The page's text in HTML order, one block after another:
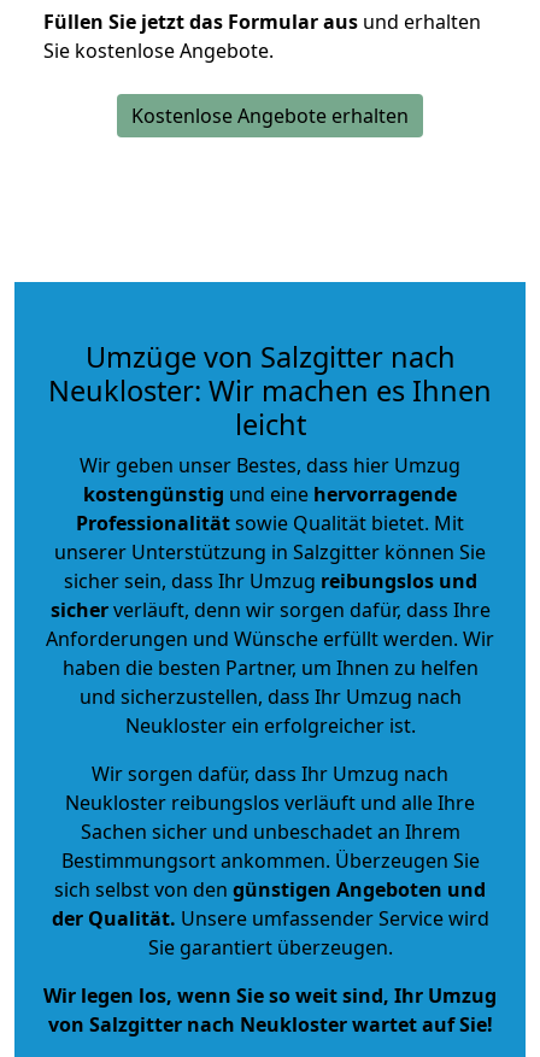
Füllen Sie jetzt das Formular aus und erhalten
Sie kostenlose Angebote.
Kostenlose Angebote erhalten
Umzüge von Salzgitter nach
Neukloster: Wir machen es Ihnen
leicht
Wir geben unser Bestes, dass hier Umzug
kostengünstig und eine hervorragende
Professionalitätsowie Qualität bietet. Mit
unserer Unterstützung in Salzgitter können Sie
sicher sein, dass Ihr Umzug reibungslos und
sicherverläuft, denn wir sorgen dafür, dass Ihre
Anforderungen und Wünsche erfüllt werden. Wir
haben die besten Partner, um Ihnen zu helfen
und sicherzustellen, dass Ihr Umzug nach
Neukloster ein erfolgreicher ist.
Wir sorgen dafür, dass Ihr Umzug nach
Neukloster reibungslos verläuft und alle Ihre
Sachen sicher und unbeschadet an Ihrem
Bestimmungsort ankommen. Überzeugen Sie
sich selbst von den günstigen Angeboten und
der Qualität. Unsere umfassender Service wird
Sie garantiert überzeugen.
Wir legen los, wenn Sie so weit sind, Ihr Umzug
von Salzgitter nach Neukloster wartet auf Sie!